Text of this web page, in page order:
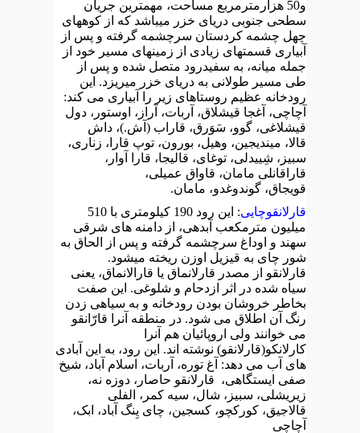
و50 هزارمترمربع مساحت، مهمترین جریان
سطحی جنوبی دریای خزر میباشد که از کوههای
چهل چشمه کردستان سرچشمه گرفته و پس از
آبیاری قسمتهای زیادی از زمینهای مسیر خود از
جمله میانه، به سفیدرود متصل شده و پس از
طی مسیر طولانی به دریای خزر میریزد. این
رودخانه عظیم روستاهای زیر را آبیاری می کند:
آچاچی، آغجا قیشلاق، آربات، آراز، اوستور، دول
قیشلاغی، گوو، سَوَرق، قاراب (آش.)، داش
قالا، میندیجین، وهیل، بورون، توپ قارا، زناری،
سبیز، شِییدلی، توغای، قالیجا، قارا آوار،
قاراقانلی مامان، قاواق عمیلی،
قویجاق، گوندوغدو، مامان.
قارلانقوچایی
: این رود 190 کیلومتری با 510
میلیون مترمکعب آبدهی، از دامنه های شرقی
سهند و اوداغ سرچشمه گرفته و پس از الحاق به
شور چای به قیزیل اوزن ریخته میشود.
قارلانقو از مصدر قارلانماق یا قارالانماق، یعنی
سیاه شده در اثر ازدحام و شلوغی. این صفت
بخاطر خروشان بودن رودخانه و به سیاهی زدن
رنگ آن اطلاق می شود. در منطقه آنرا قارّانقو
می خوانند ولی اروپائیان هم آنرا
کارلانکو(قارلانقو) نوشته اند. این رود، به این آبادی
های آب می دهد: آغ توره، آربات، اسلام آباد، شیخ
صفی ایستگاهی، قارلانقو حاصار، دوزه نه،
زیریشلی، سبیز، شال، سیه کمر، الفلی
قالاجیق، کورکچو، کسجین، چای یِنگ آباد، ابک،
آچاچی